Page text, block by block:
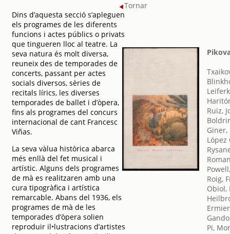
Dins d’aquesta secció s’apleguen
els programes de les diferents
funcions i actes públics o privats
que tingueren lloc al teatre. La
seva natura és molt diversa,
reuneix des de temporades de
concerts, passant per actes
socials diversos, sèries de
recitals lírics, les diverses
temporades de ballet i d’òpera,
fins als programes del concurs
internacional de cant Francesc
Viñas.
La seva vàlua històrica abarca
més enllà del fet musical i
artístic. Alguns dels programes
de mà es realitzaren amb una
cura tipogràfica i artística
remarcable. Abans del 1936, els
programes de mà de les
temporades d’òpera solien
reproduir il•lustracions d’artistes
Tornar
Ruiz,
Giner,
Roig,
Obiol,
Pi,